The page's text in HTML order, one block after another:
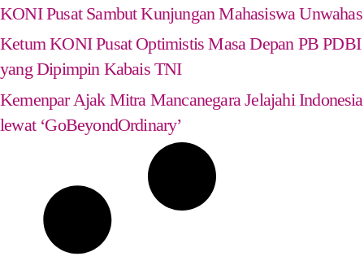
KONI Pusat Sambut Kunjungan Mahasiswa Unwahas
Ketum KONI Pusat Optimistis Masa Depan PB PDBI
yang Dipimpin Kabais TNI
Kemenpar Ajak Mitra Mancanegara Jelajahi Indonesia
lewat ‘GoBeyondOrdinary’